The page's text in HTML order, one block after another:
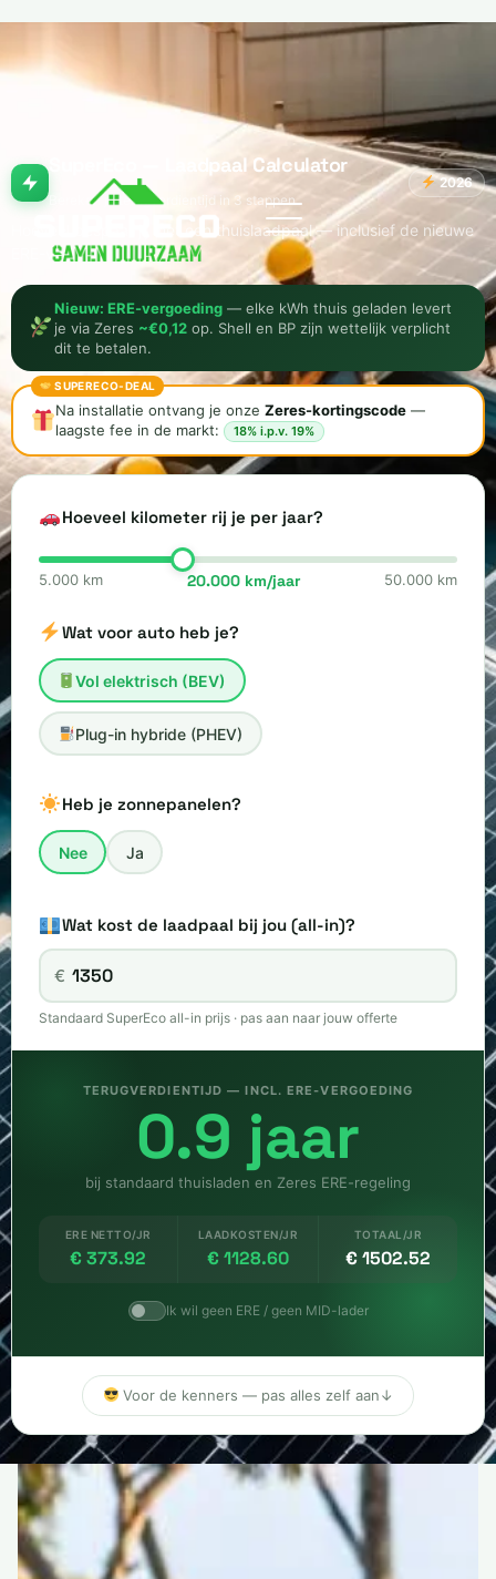
SuperEco — Laadpaal Calculator
Bereken je terugverdientijd in 3 stappen
2026
Hoeveel bespaar jij met een thuislaadpaal — inclusief de nieuwe
ERE-vergoeding?
Nieuw: ERE-vergoeding— elke kWh thuis geladen levert
je via Zeres ~€0,12op. Shell en BP zijn wettelijk verplicht
dit te betalen.
SUPERECO-DEAL
Na installatie ontvang je onzeZeres-kortingscode —
laagste fee in de markt:
18% i.p.v. 19%
Hoeveel kilometer rij je per jaar?
5.000 km 20.000 km/jaar 50.000 km
Wat voor auto heb je?
Vol elektrisch (BEV)
Plug-in hybride (PHEV)
Heb je zonnepanelen?
Nee Ja
Wat kost de laadpaal bij jou (all-in)?
€
Standaard SuperEco all-in prijs · pas aan naar jouw offerte
TERUGVERDIENTIJD — INCL. ERE-VERGOEDING
0.9 jaar
bij standaard thuisladen en Zeres ERE-regeling
ERE NETTO/JR
€373.92
LAADKOSTEN/JR
€ 1128.60
TOTAAL/JR
€1502.52
Ik wil geen ERE / geen MID-lader
Voor de kenners — pas alles zelf aan↓